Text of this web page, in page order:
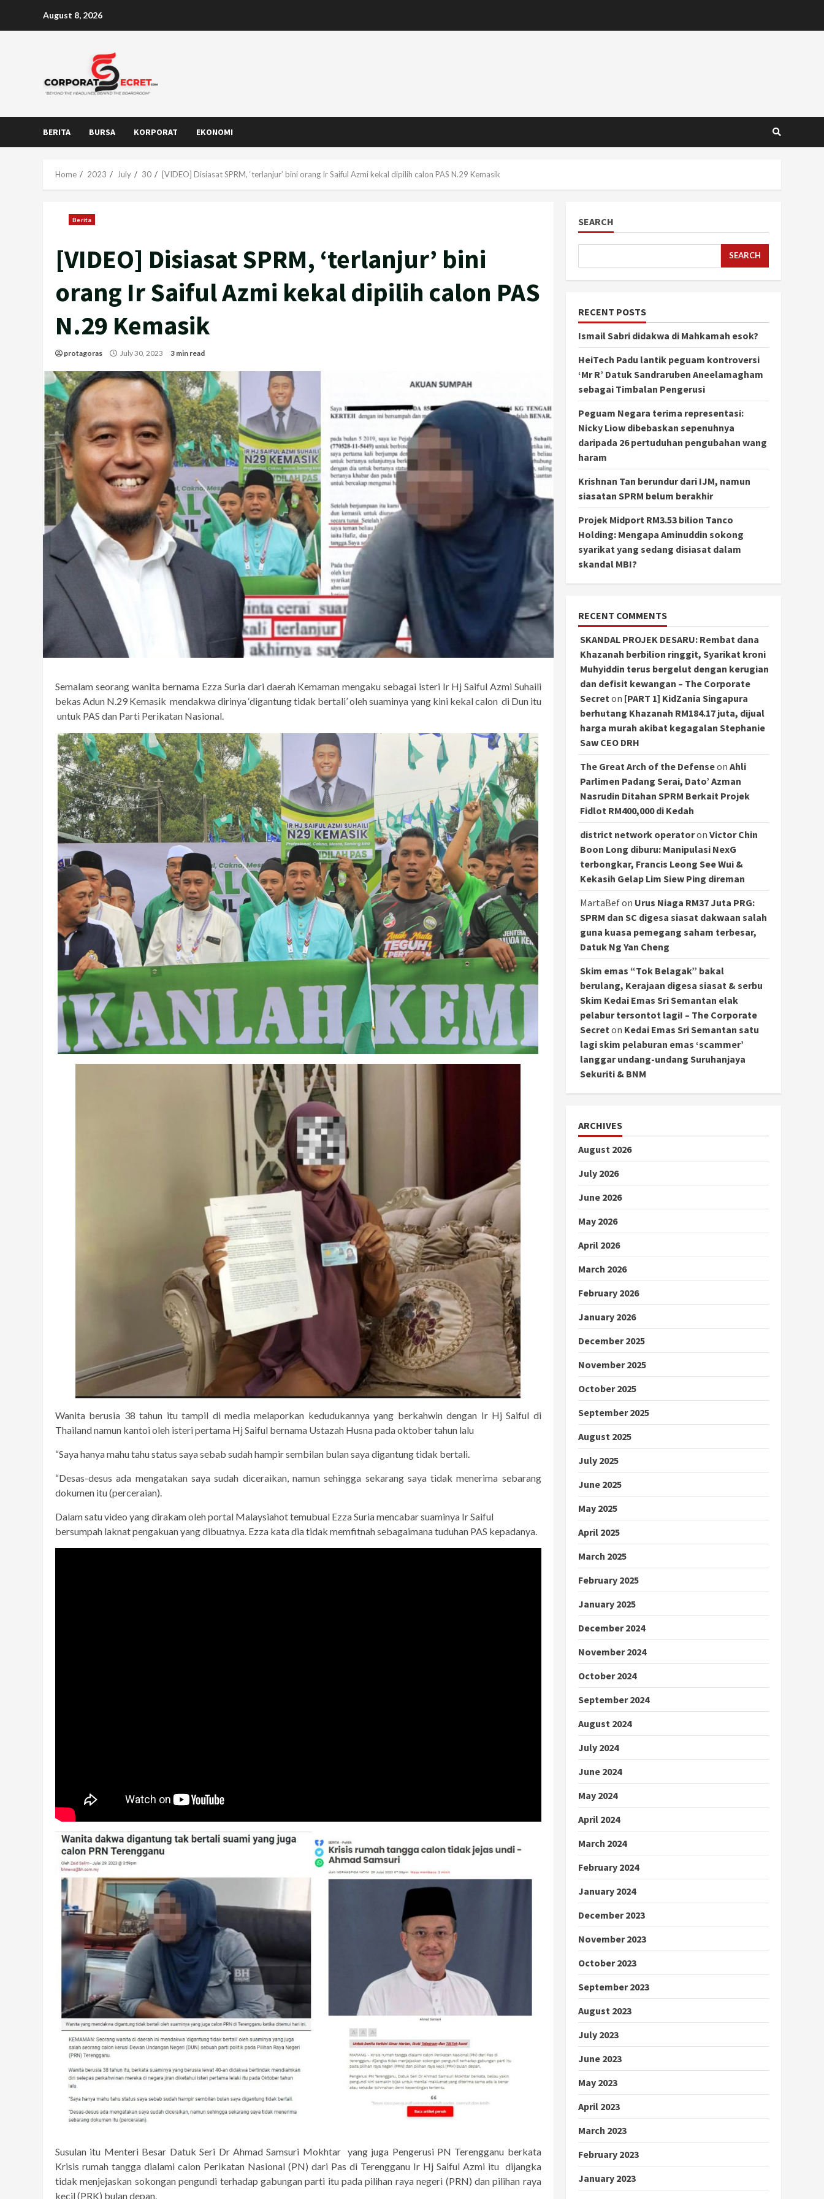
August 8, 2026
BERITA BURSA KORPORAT EKONOMI
Home 2023 July 30 [VIDEO] Disiasat SPRM, ‘terlanjur’ bini orang Ir Saiful Azmi kekal dipilih calon PAS N.29 Kemasik
Berita
[VIDEO] Disiasat SPRM, ‘terlanjur’ bini
orang Ir Saiful Azmi kekal dipilih calon PAS
N.29 Kemasik
protagoras July 30, 2023 3 min read
Semalam seorang wanita bernama Ezza Suria dari daerah Kemaman mengaku sebagai isteri Ir Hj Saiful Azmi Suhaili
bekas Adun N.29 Kemasik mendakwa dirinya ‘digantung tidak bertali’ oleh suaminya yang kini kekal calon di Dun itu
untuk PAS dan Parti Perikatan Nasional.
Wanita berusia 38 tahun itu tampil di media melaporkan kedudukannya yang berkahwin dengan Ir Hj Saiful di
Thailand namun kantoi oleh isteri pertama Hj Saiful bernama Ustazah Husna pada oktober tahun lalu
“Saya hanya mahu tahu status saya sebab sudah hampir sembilan bulan saya digantung tidak bertali.
“Desas-desus ada mengatakan saya sudah diceraikan, namun sehingga sekarang saya tidak menerima sebarang
dokumen itu (perceraian).
Dalam satu video yang dirakam oleh portal Malaysiahot temubual Ezza Suria mencabar suaminya Ir Saiful
bersumpah laknat pengakuan yang dibuatnya. Ezza kata dia tidak memfitnah sebagaimana tuduhan PAS kepadanya.
Susulan itu Menteri Besar Datuk Seri Dr Ahmad Samsuri Mokhtar yang juga Pengerusi PN Terengganu berkata
Krisis rumah tangga dialami calon Perikatan Nasional (PN) dari Pas di Terengganu Ir Hj Saiful Azmi itu dijangka
tidak menjejaskan sokongan pengundi terhadap gabungan parti itu pada pilihan raya negeri (PRN) dan pilihan raya
kecil (PRK) bulan depan.
SEARCH
SEARCH
RECENT POSTS
Ismail Sabri didakwa di Mahkamah esok?
HeiTech Padu lantik peguam kontroversi
‘Mr R’ Datuk Sandraruben Aneelamagham
sebagai Timbalan Pengerusi
Peguam Negara terima representasi:
Nicky Liow dibebaskan sepenuhnya
daripada 26 pertuduhan pengubahan wang
haram
Krishnan Tan berundur dari IJM, namun
siasatan SPRM belum berakhir
Projek Midport RM3.53 bilion Tanco
Holding: Mengapa Aminuddin sokong
syarikat yang sedang disiasat dalam
skandal MBI?
RECENT COMMENTS
SKANDAL PROJEK DESARU: Rembat dana
Khazanah berbilion ringgit, Syarikat kroni
Muhyiddin terus bergelut dengan kerugian
dan defisit kewangan – The Corporate
Secret on [PART 1] KidZania Singapura
berhutang Khazanah RM184.17 juta, dijual
harga murah akibat kegagalan Stephanie
Saw CEO DRH
The Great Arch of the Defenseon Ahli
Parlimen Padang Serai, Dato’ Azman
Nasrudin Ditahan SPRM Berkait Projek
Fidlot RM400,000 di Kedah
district network operatoron Victor Chin
Boon Long diburu: Manipulasi NexG
terbongkar, Francis Leong See Wui &
Kekasih Gelap Lim Siew Ping direman
MartaBefon Urus Niaga RM37 Juta PRG:
SPRM dan SC digesa siasat dakwaan salah
guna kuasa pemegang saham terbesar,
Datuk Ng Yan Cheng
Skim emas “Tok Belagak” bakal
berulang, Kerajaan digesa siasat & serbu
Skim Kedai Emas Sri Semantan elak
pelabur tersontot lagi! – The Corporate
Secret on Kedai Emas Sri Semantan satu
lagi skim pelaburan emas ‘scammer’
langgar undang-undang Suruhanjaya
Sekuriti & BNM
ARCHIVES
August 2026
July 2026
June 2026
May 2026
April 2026
March 2026
February 2026
January 2026
December 2025
November 2025
October 2025
September 2025
August 2025
July 2025
June 2025
May 2025
April 2025
March 2025
February 2025
January 2025
December 2024
November 2024
October 2024
September 2024
August 2024
July 2024
June 2024
May 2024
April 2024
March 2024
February 2024
January 2024
December 2023
November 2023
October 2023
September 2023
August 2023
July 2023
June 2023
May 2023
April 2023
March 2023
February 2023
January 2023